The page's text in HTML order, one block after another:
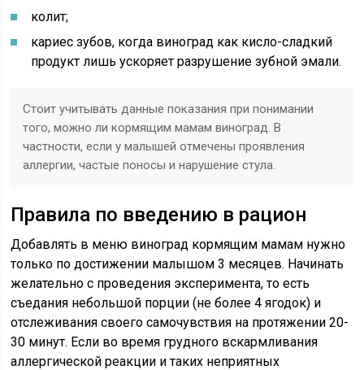
колит;
кариес зубов, когда виноград как кисло-сладкий
продукт лишь ускоряет разрушение зубной эмали.
Стоит учитывать данные показания при понимании
того, можно ли кормящим мамам виноград. В
частности, если у малышей отмечены проявления
аллергии, частые поносы и нарушение стула.
Правила по введению в рацион
Добавлять в меню виноград кормящим мамам нужно
только по достижении малышом 3 месяцев. Начинать
желательно с проведения эксперимента, то есть
съедания небольшой порции (не более 4 ягодок) и
отслеживания своего самочувствия на протяжении 20-
30 минут. Если во время грудного вскармливания
аллергической реакции и таких неприятных